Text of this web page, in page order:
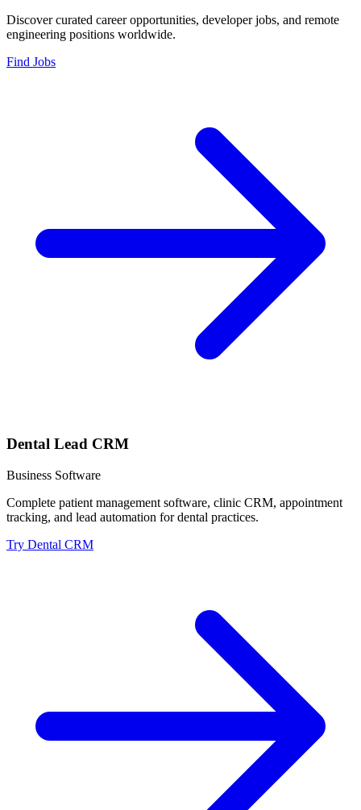
Discover curated career opportunities, developer jobs, and remote
engineering positions worldwide.
Find Jobs
Dental Lead CRM
Business Software
Complete patient management software, clinic CRM, appointment
tracking, and lead automation for dental practices.
Try Dental CRM